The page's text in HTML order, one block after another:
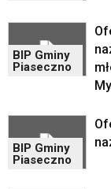
YouTube
mapy
Google
w
formie
ramek.
BIP Gminy
Piaseczno
BIP Gminy
Piaseczno